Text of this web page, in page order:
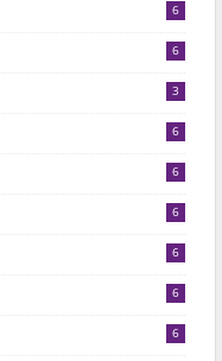
6
6
3
6
6
6
6
6
6